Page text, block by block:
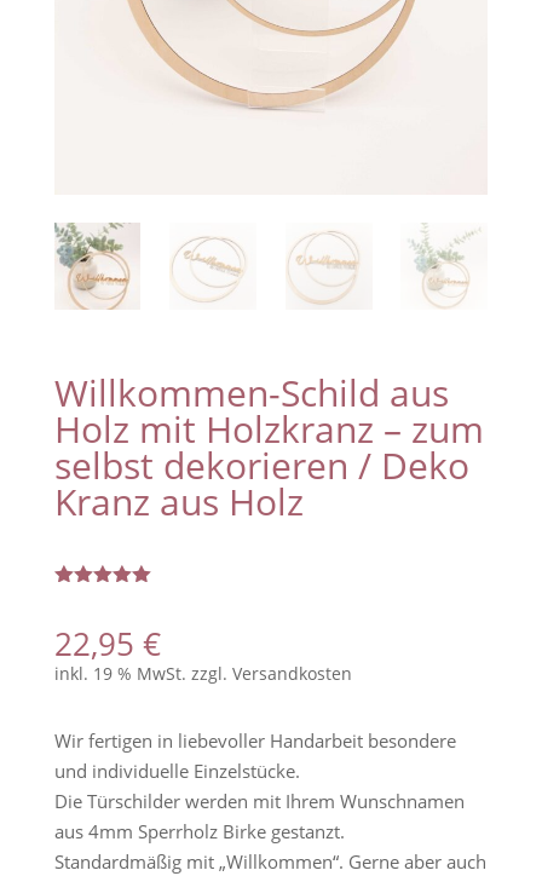
Willkommen-Schild aus
Holz mit Holzkranz – zum
selbst dekorieren / Deko
Kranz aus Holz
von 5,
basierend
auf
22,95 €
inkl. 19 % MwSt. zzgl. Versandkosten
Wir fertigen in liebevoller Handarbeit besondere
und individuelle Einzelstücke.
Die Türschilder werden mit Ihrem Wunschnamen
aus 4mm Sperrholz Birke gestanzt.
Standardmäßig mit „Willkommen“. Gerne aber auch